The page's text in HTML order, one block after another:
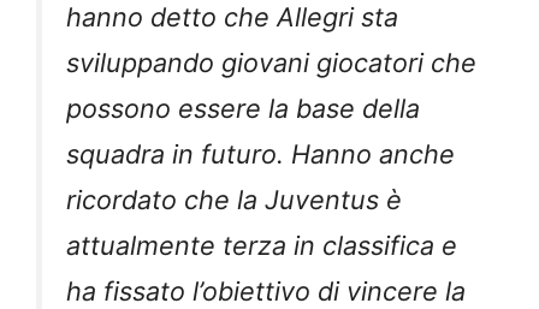
hanno detto che Allegri sta
sviluppando giovani giocatori che
possono essere la base della
squadra in futuro. Hanno anche
ricordato che la Juventus è
attualmente terza in classifica e
ha fissato l’obiettivo di vincere la